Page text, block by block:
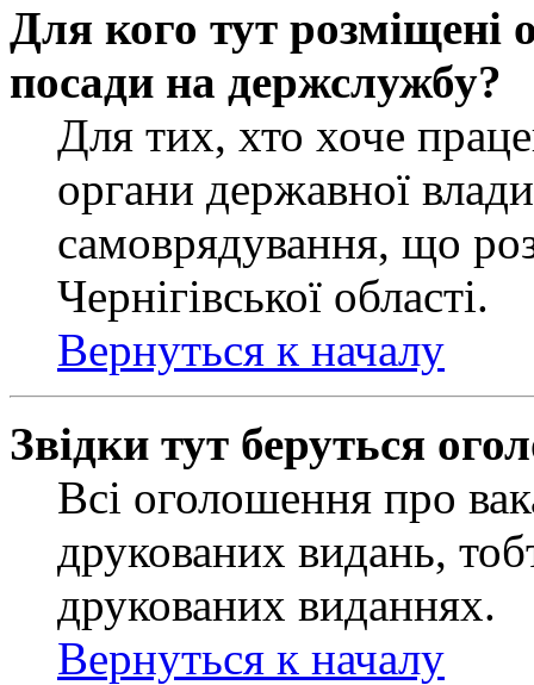
Для кого тут розміщені
посади на держслужбу?
Для тих, хто хоче
органи державної
самоврядування, що
Чернігівської області.
Вернуться к началу
Звідки тут беруться
Всі оголошення про
друкованих видань,
друкованих виданнях.
Вернуться к началу